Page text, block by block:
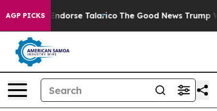
AGP PICKSEndorse Talarico The Good News Trump